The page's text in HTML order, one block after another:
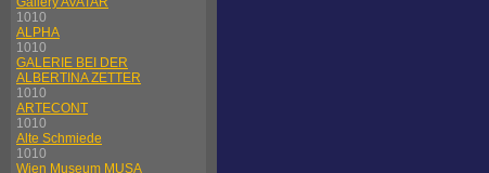
1010
ALPHA
1010
GALERIE BEI DER
ALBERTINA ZETTER
1010
ARTECONT
1010
Alte Schmiede
1010
Wien Museum MUSA